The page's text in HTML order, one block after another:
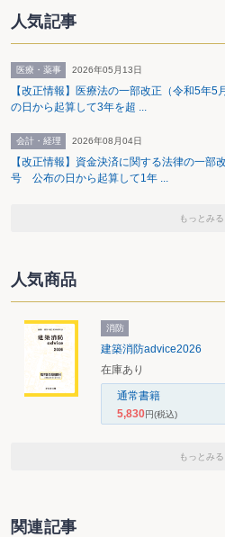
人気記事
医療・薬事 2026年05月13日
【改正情報】医療法の一部改正（令和5
の日から起算して3年を超 ...
会計・経理 2026年08月04日
【改正情報】資金決済に関する法律の一部
号 公布の日から起算して1年 ...
もっとみる
人気商品
消防
建築消防advice2026
在庫あり
通常書籍
5,830円(税込)
もっとみる
関連記事